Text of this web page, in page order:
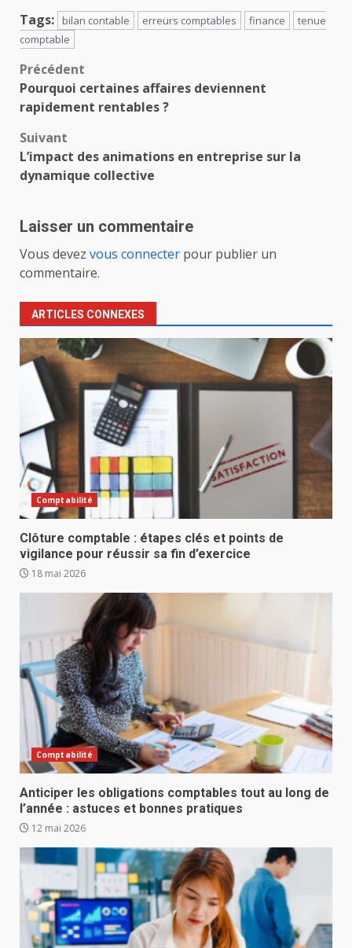
Tags: bilan contable erreurs comptables finance
tenue
comptable
Navigation
d’article
Précédent
Pourquoi certaines affaires deviennent
rapidement rentables ?
Suivant
L’impact des animations en entreprise sur la
dynamique collective
Laisser un commentaire
Vous devez vous connecter pour publier un
commentaire.
ARTICLES CONNEXES
Comptabilité
Clôture comptable : étapes clés et points de
vigilance pour réussir sa fin d’exercice
18 mai 2026
Comptabilité
Anticiper les obligations comptables tout au long de
l’année : astuces et bonnes pratiques
12 mai 2026